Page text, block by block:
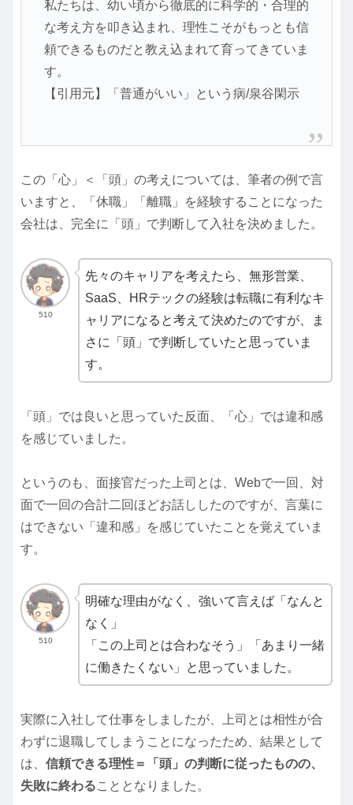
私たちは、幼い頃から徹底的に科学的・合理的
な考え方を叩き込まれ、理性こそがもっとも信
頼できるものだと教え込まれて育ってきていま
す。
【引用元】「普通がいい」という病/泉谷閑示
この「心」＜「頭」の考えについては、筆者の例で言
いますと、「休職」「離職」を経験することになった
会社は、完全に「頭」で判断して入社を決めました。
510
先々のキャリアを考えたら、無形営業、
SaaS、HRテックの経験は転職に有利なキ
ャリアになると考えて決めたのですが、ま
さに「頭」で判断していたと思っていま
す。
「頭」では良いと思っていた反面、「心」では違和感
を感じていました。
というのも、面接官だった上司とは、Webで一回、対
面で一回の合計二回ほどお話ししたのですが、言葉に
はできない「違和感」を感じていたことを覚えていま
す。
510
明確な理由がなく、強いて言えば「なんと
なく」
「この上司とは合わなそう」「あまり一緒
に働きたくない」と思っていました。
実際に入社して仕事をしましたが、上司とは相性が合
わずに退職してしまうことになったため、結果として
は、 信頼できる理性＝「頭」の判断に従ったものの、
失敗に終わることとなりました。